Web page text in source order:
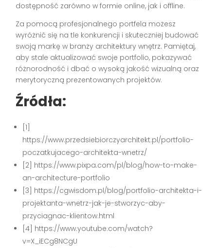
dostępność zarówno w formie online, jak i offline.
Za pomocą profesjonalnego portfela możesz
wyróżnić się na tle konkurencji i skuteczniej budować
swoją markę w branży architektury wnętrz. Pamiętaj,
aby stale aktualizować swoje portfolio, pokazywać
różnorodność i dbać o wysoką jakość wizualną oraz
merytoryczną prezentowanych projektów.
Źródła:
[1]
https://www.przedsiebiorczyarchitekt.pl/portfolio-
poczatkujacego-architekta-wnetrz/
[2] https://www.pixpa.com/pl/blog/how-to-make-
an-architecture-portfolio
[3] https://cgwisdom.pl/blog/portfolio-architekta-i-
projektanta-wnetrz-jak-je-stworzyc-aby-
przyciagnac-klientow.html
[4] https://www.youtube.com/watch?
v=X_iECg8NCgU